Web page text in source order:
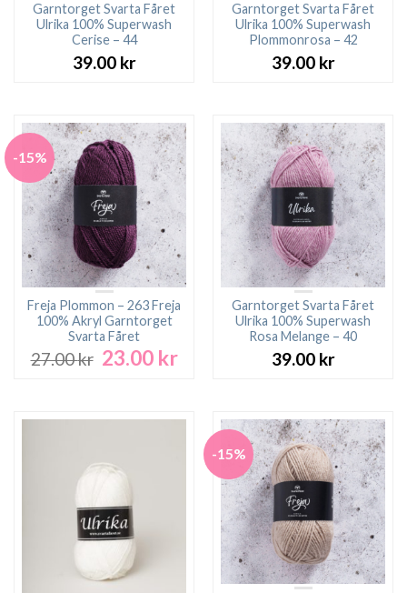
Garntorget Svarta Fåret
Ulrika 100% Superwash
Cerise – 44
39.00 kr
Garntorget Svarta Fåret
Ulrika 100% Superwash
Plommonrosa – 42
39.00 kr
-15%
Freja Plommon – 263 Freja
100% Akryl Garntorget
Svarta Fåret
27.00kr Det
27.00 kr.
23.00 krDet
23.00 kr.
Garntorget Svarta Fåret
Ulrika 100% Superwash
Rosa Melange – 40
39.00 kr
-15%